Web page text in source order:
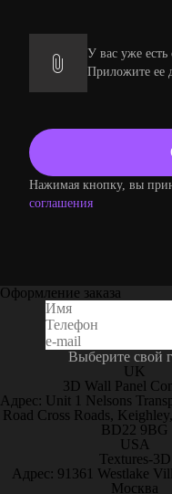
У вас уже есть
Приложите ее
Нажимая кнопку, вы
соглашения
Оформление заказа
Выберите свой
UK
3D Wall Panel
Адрес: Unit 1 Nelsons
Road Cross Roads,
BD22 9BG
USA
Textures-3D
Адрес: 91361 Westlake
Москва